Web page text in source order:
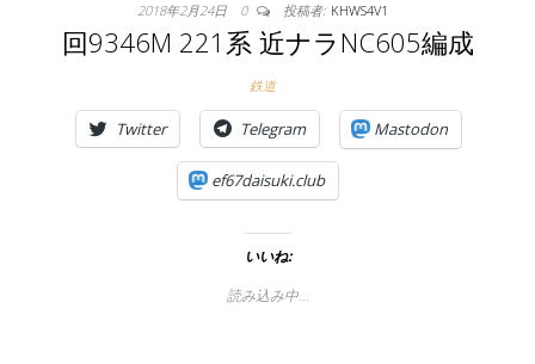
2018年2月24日 0 投稿者: KHWS4V1
回9346M 221系 近ナラNC605編成
鉄道
Twitter Telegram Mastodon
ef67daisuki.club
いいね:
読み込み中…